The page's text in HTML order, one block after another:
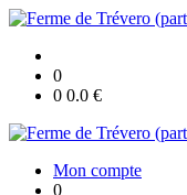
0
0 0.0 €
Mon compte
0